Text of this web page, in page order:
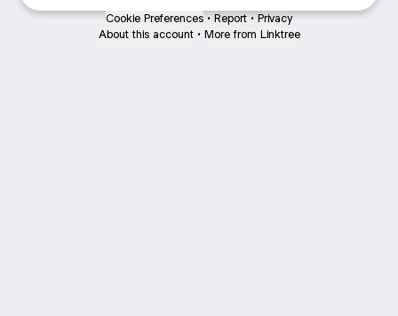
Cookie Preferences • Report • Privacy
About this account • More from Linktree